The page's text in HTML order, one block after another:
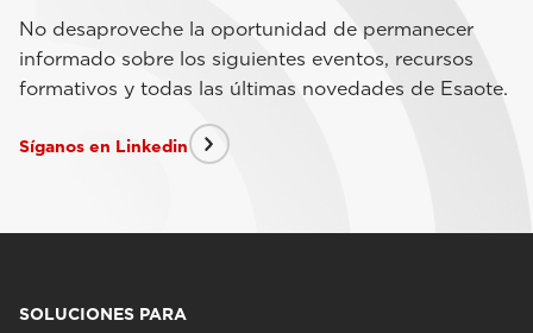
No desaproveche la oportunidad de permanecer
informado sobre los siguientes eventos, recursos
formativos y todas las últimas novedades de Esaote.
Síganos en Linkedin
SOLUCIONES PARA